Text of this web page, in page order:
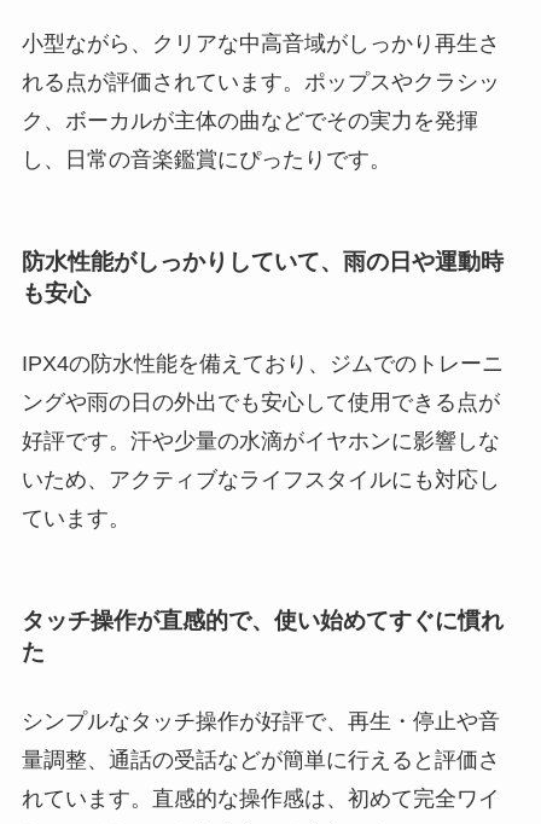
小型ながら、クリアな中高音域がしっかり再生さ
れる点が評価されています。ポップスやクラシッ
ク、ボーカルが主体の曲などでその実力を発揮
し、日常の音楽鑑賞にぴったりです。
防水性能がしっかりしていて、雨の日や運動時
も安心
IPX4の防水性能を備えており、ジムでのトレーニ
ングや雨の日の外出でも安心して使用できる点が
好評です。汗や少量の水滴がイヤホンに影響しな
いため、アクティブなライフスタイルにも対応し
ています。
タッチ操作が直感的で、使い始めてすぐに慣れ
た
シンプルなタッチ操作が好評で、再生・停止や音
量調整、通話の受話などが簡単に行えると評価さ
れています。直感的な操作感は、初めて完全ワイ